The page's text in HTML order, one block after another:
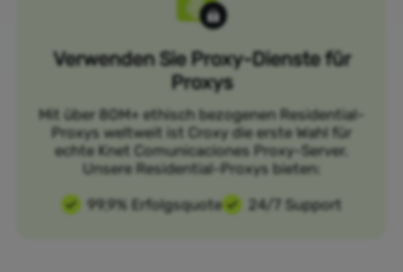
Verwenden Sie Proxy-Dienste für
Proxys
Mit über 80M+ ethisch bezogenen Residential-
Proxys weltweit ist Croxy die erste Wahl für
echte Knet Comunicaciones Proxy-Server.
Unsere Residential-Proxys bieten:
99,9% Erfolgsquote
24/7 Support